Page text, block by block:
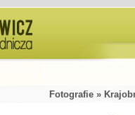
Fotografie »